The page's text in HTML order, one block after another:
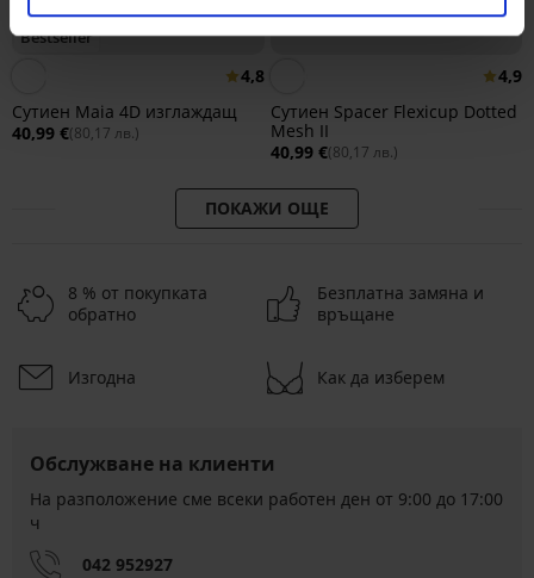
Bestseller
4,8
Сутиен Maia 4D изглаждащ
40,99 €(80,17 лв.)
4,9
Сутиен Spacer Flexicup Dotted
Mesh II
40,99 €(80,17 лв.)
ПОКАЖИ ОЩЕ
8 % от покупката
обратно
Безплатна замяна и
връщане
Изгодна Как да изберем
Обслужване на клиенти
На разположение сме всеки работен ден от 9:00 до 17:00
ч
042 952927